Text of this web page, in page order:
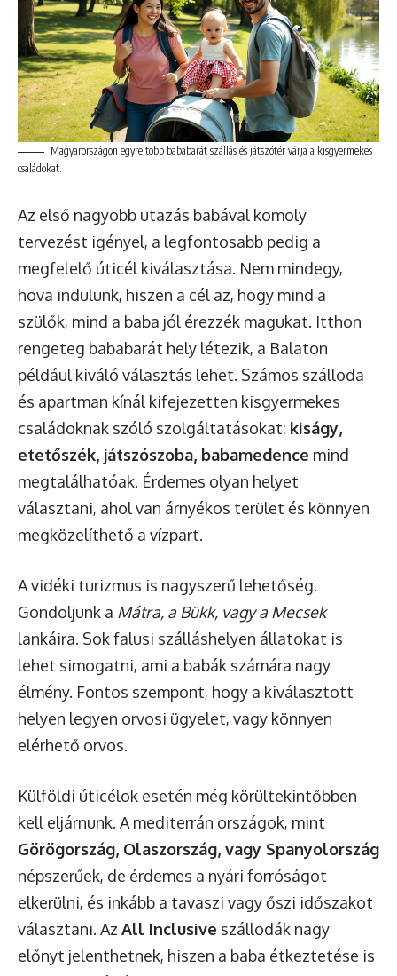
Magyarországon egyre több bababarát szállás és játszótér várja a kisgyermekes
családokat.
Az első nagyobb utazás babával komoly
tervezést igényel, a legfontosabb pedig a
megfelelő úticél kiválasztása. Nem mindegy,
hova indulunk, hiszen a cél az, hogy mind a
szülők, mind a baba jól érezzék magukat. Itthon
rengeteg bababarát hely létezik, a Balaton
például kiváló választás lehet. Számos szálloda
és apartman kínál kifejezetten kisgyermekes
családoknak szóló szolgáltatásokat: kiságy,
etetőszék, játszószoba, babamedence mind
megtalálhatóak. Érdemes olyan helyet
választani, ahol van árnyékos terület és könnyen
megközelíthető a vízpart.
A vidéki turizmus is nagyszerű lehetőség.
Gondoljunk a Mátra, a Bükk, vagy a Mecsek
lankáira. Sok falusi szálláshelyen állatokat is
lehet simogatni, ami a babák számára nagy
élmény. Fontos szempont, hogy a kiválasztott
helyen legyen orvosi ügyelet, vagy könnyen
elérhető orvos.
Külföldi úticélok esetén még körültekintőbben
kell eljárnunk. A mediterrán országok, mint
Görögország, Olaszország, vagy Spanyolország
népszerűek, de érdemes a nyári forróságot
elkerülni, és inkább a tavaszi vagy őszi időszakot
választani. Az All Inclusive szállodák nagy
előnyt jelenthetnek, hiszen a baba étkeztetése is